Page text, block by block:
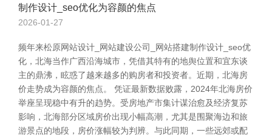
制作设计_seo优化为容颜的焦点
2026-01-27
频年来松原网站设计_网站建设公司_网站搭建制作设计_seo优
化，北海当作广西沿海城市，凭借其特有的地舆位置和宜东谈
主的鼎沸，眩惑了越来越多的购房者和投资者。近期，北海房
价走势成为容颜的焦点。 凭证最新数据败露，2024年北海房价
举座呈现稳中有升的趋势。受房地产市集计谋治愈及经济复苏
影响，北海部分区域房价出现小幅高潮，尤其是围聚海边和旅
游景点的地段，房价涨幅较为判辨。与此同期，一些远郊或配